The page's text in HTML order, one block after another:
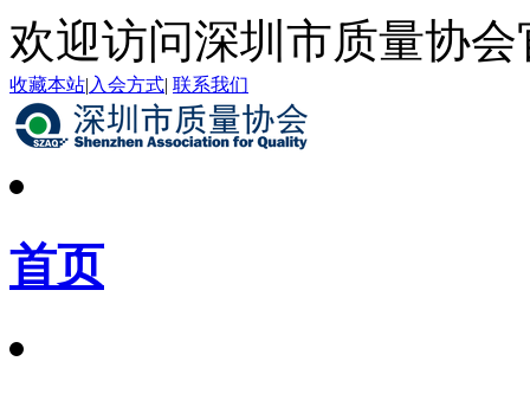
欢迎访问深圳市质量协会
收藏本站| 入会方式| 联系我们
首页